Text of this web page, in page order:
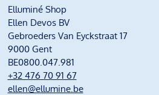
Elluminé Shop
Ellen Devos BV
Gebroeders Van Eyckstraat 17
9000 Gent
BE0800.047.981
+32 476 70 91 67
ellen@ellumine.be